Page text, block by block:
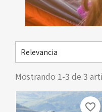
Relevancia
Mostrando 1-3 de 3
favorite_border